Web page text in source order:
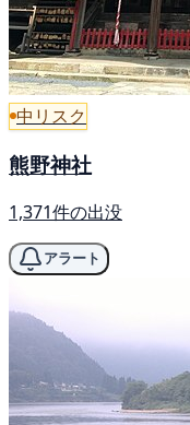
中リスク
熊野神社
1,371件の出没
アラート